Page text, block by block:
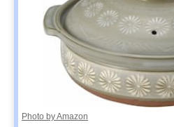
KAKOMI IH土鍋
2.5L
Amazonで見る
【筆者おすすめ】
ミヤザキ食器
M.STYLE Karl(カ
ール) IH軽量土鍋8
号 KAL0308
Photo by Amazon